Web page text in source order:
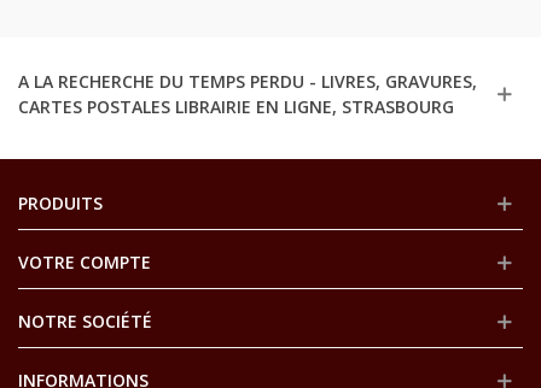
A LA RECHERCHE DU TEMPS PERDU - LIVRES, GRAVURES,
CARTES POSTALES LIBRAIRIE EN LIGNE, STRASBOURG
PRODUITS
VOTRE COMPTE
NOTRE SOCIÉTÉ
INFORMATIONS